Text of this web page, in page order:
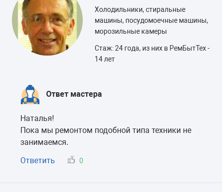
Холодильники, стиральные
машины, посудомоечные машины,
морозильные камеры
Стаж: 24 года, из них в РемБытТех -
14 лет
Ответ мастера
Наталья!
Пока мы ремонтом подобной типа техники не
занимаемся.
Ответить
0